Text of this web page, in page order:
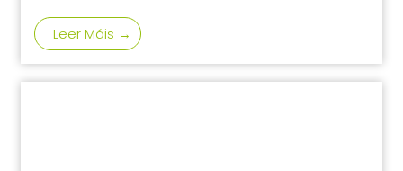
Leer Máis →